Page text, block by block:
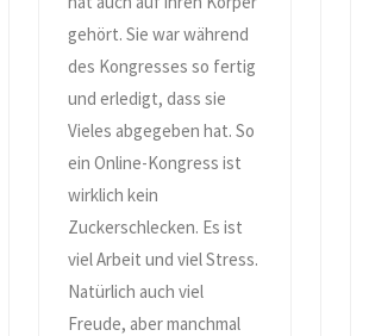
gehört. Sie war während
des Kongresses so fertig
und erledigt, dass sie
Vieles abgegeben hat. So
ein Online-Kongress ist
wirklich kein
Zuckerschlecken. Es ist
viel Arbeit und viel Stress.
Natürlich auch viel
Freude, aber manchmal